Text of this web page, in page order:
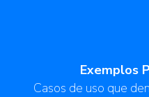
Exemplos
Casos de uso que